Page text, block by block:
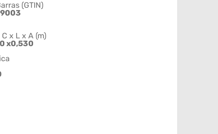
(GTIN)
x L x A (m)
x0,530